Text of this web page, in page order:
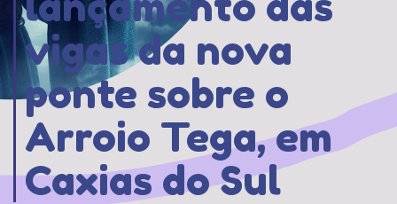
vigas da nova
ponte sobre o
Arroio Tega, em
Caxias do Sul